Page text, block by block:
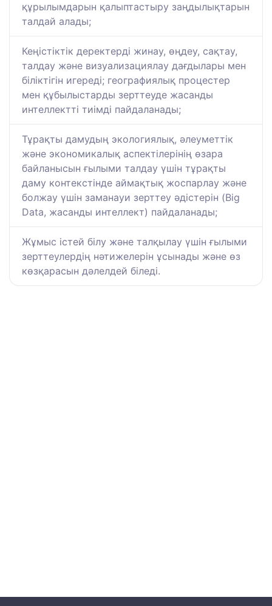
құрылымдарын қалыптастыру заңдылықтарын
талдай алады;
Кеңістіктік деректерді жинау, өңдеу, сақтау,
талдау және визуализациялау дағдылары мен
біліктігін игереді; географиялық процестер
мен құбылыстарды зерттеуде жасанды
интеллектті тиімді пайдаланады;
Тұрақты дамудың экологиялық, әлеуметтік
және экономикалық аспектілерінің өзара
байланысын ғылыми талдау үшін тұрақты
даму контекстінде аймақтық жоспарлау және
болжау үшін заманауи зерттеу әдістерін (Big
Data, жасанды интеллект) пайдаланады;
Жұмыс істей білу және талқылау үшін ғылыми
зерттеулердің нәтижелерін ұсынады және өз
көзқарасын дәлелдей біледі.